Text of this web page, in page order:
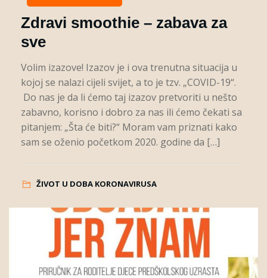
Zdravi smoothie – zabava za
sve
Volim izazove! Izazov je i ova trenutna situacija u
kojoj se nalazi cijeli svijet, a to je tzv. „COVID-19“.
Do nas je da li ćemo taj izazov pretvoriti u nešto
zabavno, korisno i dobro za nas ili ćemo čekati sa
pitanjem: „Šta će biti?“ Moram vam priznati kako
sam se oženio početkom 2020. godine da […]
ŽIVOT U DOBA KORONAVIRUSA